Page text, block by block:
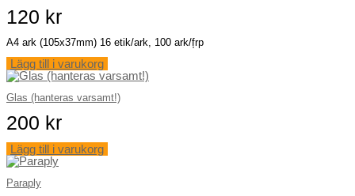
120 kr
A4 ark (105x37mm) 16 etik/ark, 100 ark/f̦rp
Lägg till i varukorg
Glas (hanteras varsamt!)
200 kr
Lägg till i varukorg
Paraply